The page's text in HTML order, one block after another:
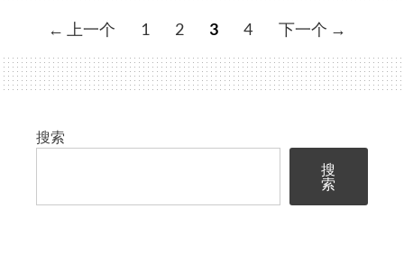
UNION
ALL
文
导
← 上一个 1 2 3 4 下一个 →
搜索
搜
索